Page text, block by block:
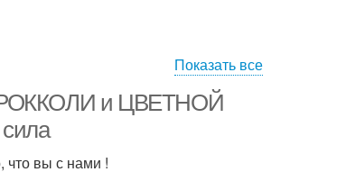
Показать все
и ЦВЕТНОЙ
что вы с нами !